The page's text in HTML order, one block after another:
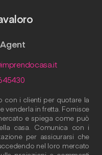
con i clienti per quotare la
venderla in fretta. Fornisce
e spiega come può
casa. Comunica con i
per assicurarsi che
nel loro mercato